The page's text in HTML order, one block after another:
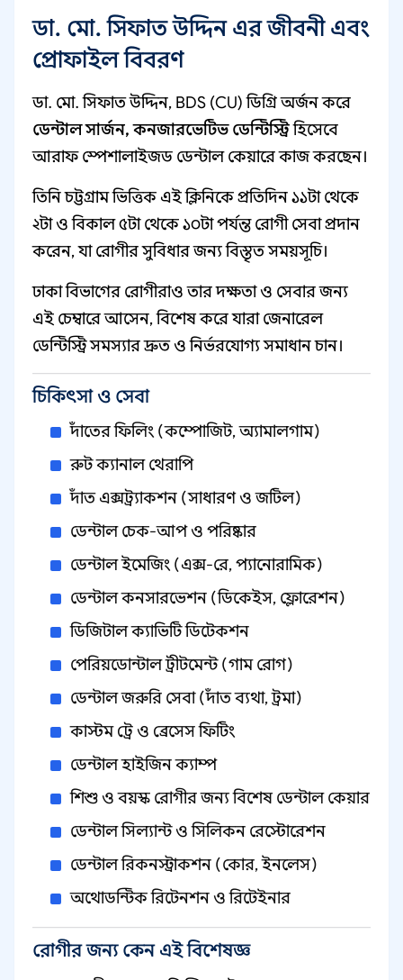
ডা. মো. সিফাত উদ্দিন এর জীবনী এবং
প্রোফাইল বিবরণ
ডা. মো. সিফাত উদ্দিন, BDS (CU) ডিগ্রি অর্জন করে
ডেন্টাল সার্জন, কনজারভেটিভ ডেন্টিস্ট্রিহিসেবে
আরাফ স্পেশালাইজড ডেন্টাল কেয়ারে কাজ করছেন।
তিনি চট্টগ্রাম ভিত্তিক এই ক্লিনিকে প্রতিদিন ১১টা থেকে
২টা ও বিকাল ৫টা থেকে ১০টা পর্যন্ত রোগী সেবা প্রদান
করেন, যা রোগীর সুবিধার জন্য বিস্তৃত সময়সূচি।
ঢাকা বিভাগের রোগীরাও তার দক্ষতা ও সেবার জন্য
এই চেম্বারে আসেন, বিশেষ করে যারা জেনারেল
ডেন্টিস্ট্রি সমস্যার দ্রুত ও নির্ভরযোগ্য সমাধান চান।
চিকিৎসা ও সেবা
দাঁতের ফিলিং (কম্পোজিট, অ্যামালগাম)
রুট ক্যানাল থেরাপি
দাঁত এক্সট্র্যাকশন (সাধারণ ও জটিল)
ডেন্টাল চেক‑আপ ও পরিষ্কার
ডেন্টাল ইমেজিং (এক্স‑রে, প্যানোরামিক)
ডেন্টাল কনসারভেশন (ডিকেইস, ফ্লোরেশন)
ডিজিটাল ক্যাভিটি ডিটেকশন
পেরিয়ডোন্টাল ট্রীটমেন্ট (গাম রোগ)
ডেন্টাল জরুরি সেবা (দাঁত ব্যথা, ট্রমা)
কাস্টম ট্রে ও ব্রেসেস ফিটিং
ডেন্টাল হাইজিন ক্যাম্প
শিশু ও বয়স্ক রোগীর জন্য বিশেষ ডেন্টাল কেয়ার
ডেন্টাল সিল্যান্ট ও সিলিকন রেস্টোরেশন
ডেন্টাল রিকনস্ট্রাকশন (কোর, ইনলেস)
অথোডন্টিক রিটেনশন ও রিটেইনার
রোগীর জন্য কেন এই বিশেষজ্ঞ